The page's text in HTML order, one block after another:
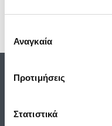
συγκατάθεσης
Αναγκαία
Προτιμήσεις
Στατιστικά